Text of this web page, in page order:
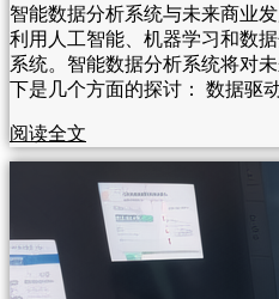
智能数据分析系统与未来商业
利用人工智能、机器学习和数
系统。智能数据分析系统将对
下是几个方面的探讨： 数据驱
阅读全文